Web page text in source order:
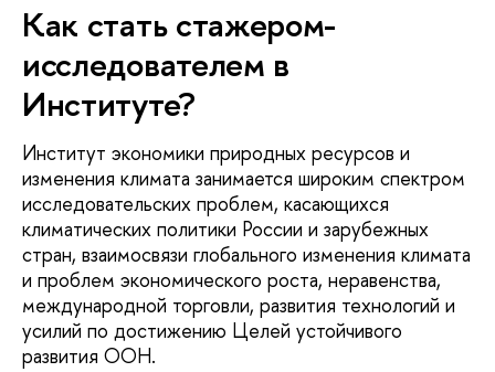
Как стать стажером-
исследователем в
Институте?
Институт экономики природных ресурсов и
изменения климата занимается широким спектром
исследовательских проблем, касающихся
климатических политики России и зарубежных
стран, взаимосвязи глобального изменения климата
и проблем экономического роста, неравенства,
международной торговли, развития технологий и
усилий по достижению Целей устойчивого
развития ООН.